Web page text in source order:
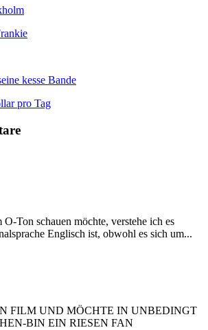
kesse Bande
pro Tag
Ton schauen möchte, verstehe ich es
Englisch ist, obwohl es sich um...
FILM UND MÖCHTE IN UNBEDINGT
BIN EIN RIESEN FAN